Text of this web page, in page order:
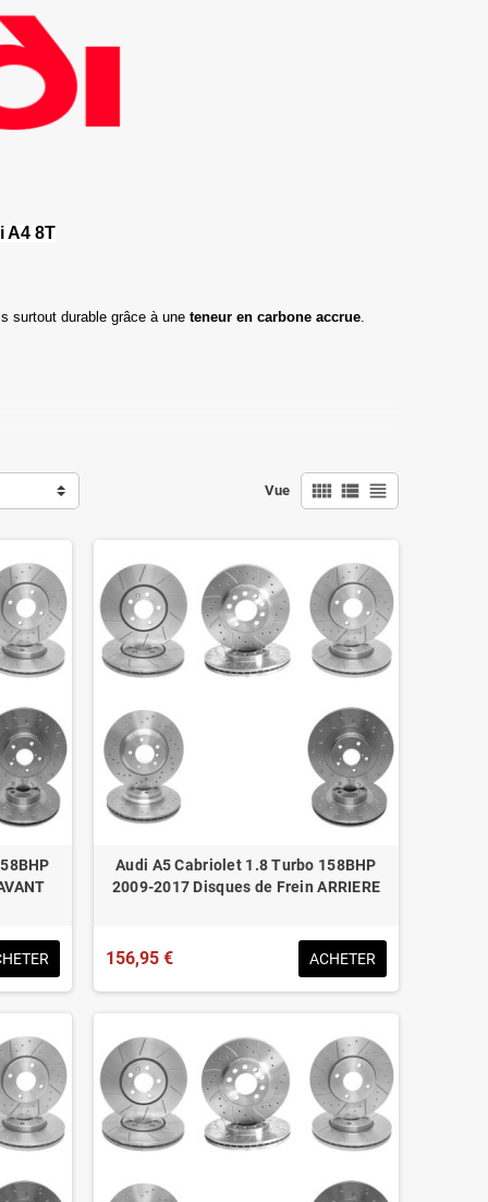
A4 8T
surtout durable grâce à une teneur en carbone accrue.
Vue view_comfy view_list view_headline
Audi A5 Cabriolet 1.8 Turbo 158BHP
2009-2017 Disques de Frein ARRIERE
156,95 € ACHETER